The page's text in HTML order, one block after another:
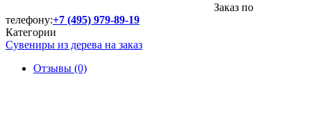
Заказ по
телефону:+7 (495) 979-89-19
Категории
Сувениры из дерева на заказ
Отзывы (0)